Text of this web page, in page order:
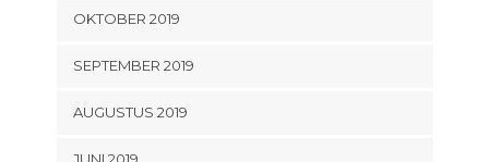
OKTOBER 2019
SEPTEMBER 2019
AUGUSTUS 2019